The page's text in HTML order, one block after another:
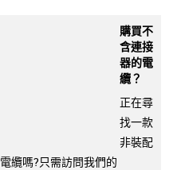
購買不
含連接
器的電
纜？
正在尋
找一款
非裝配
電纜嗎?只需訪問我們的